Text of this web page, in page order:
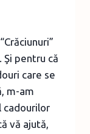
pentru că
care se
m-am
cadourilor
vă ajută,